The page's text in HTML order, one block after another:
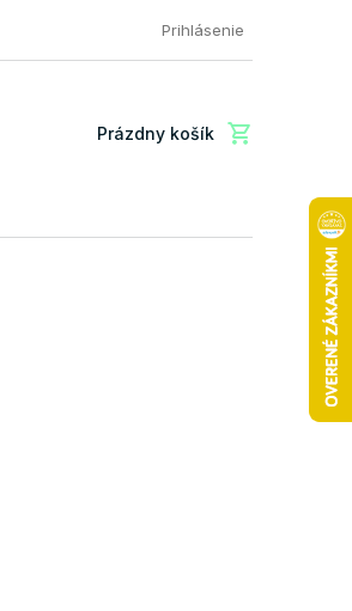
FAQ: Najčastejšie otázky zákazníkov
Prihlásenie
Nákupný
Prázdny košík